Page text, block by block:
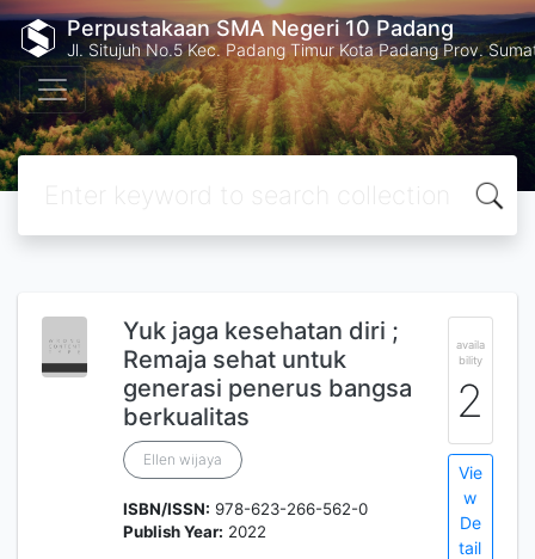
Perpustakaan SMA Negeri 10 Padang
Jl. Situjuh No.5 Kec. Padang Timur Kota Padang Prov.
Yuk jaga kesehatan diri ;
Remaja sehat untuk
generasi penerus bangsa
berkualitas
Ellen wijaya
ISBN/ISSN: 978-623-266-562-0
Publish Year: 2022
availa
bility
2
Vie
w
De
tail